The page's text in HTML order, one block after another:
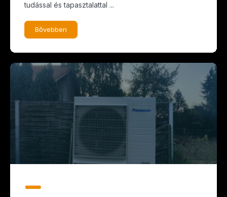
tudással és tapasztalattal ...
Bővebben